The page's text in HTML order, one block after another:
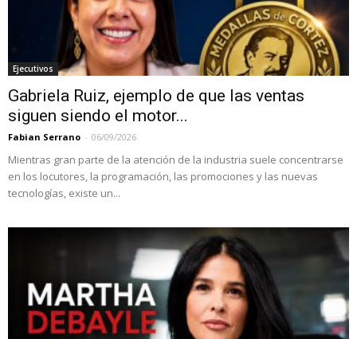
Ejecutivos
Gabriela Ruiz, ejemplo de que las ventas
siguen siendo el motor...
Fabian Serrano - 06/09/2026
Mientras gran parte de la atención de la industria suele concentrarse
en los locutores, la programación, las promociones y las nuevas
tecnologías, existe un...